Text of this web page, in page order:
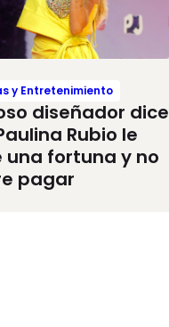
y Entretenimiento
diseñador dice
Rubio le
una fortuna y no
pagar